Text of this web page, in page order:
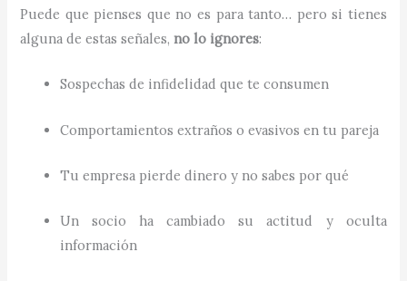
Puede que pienses que no es para tanto… pero si tienes
alguna de estas señales,no lo ignores:
Sospechas de infidelidad que te consumen
Comportamientos extraños o evasivos en tu pareja
Tu empresa pierde dinero y no sabes por qué
Un socio ha cambiado su actitud y oculta
información